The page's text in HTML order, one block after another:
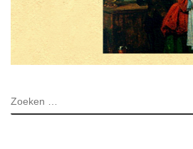
ZOEKEN